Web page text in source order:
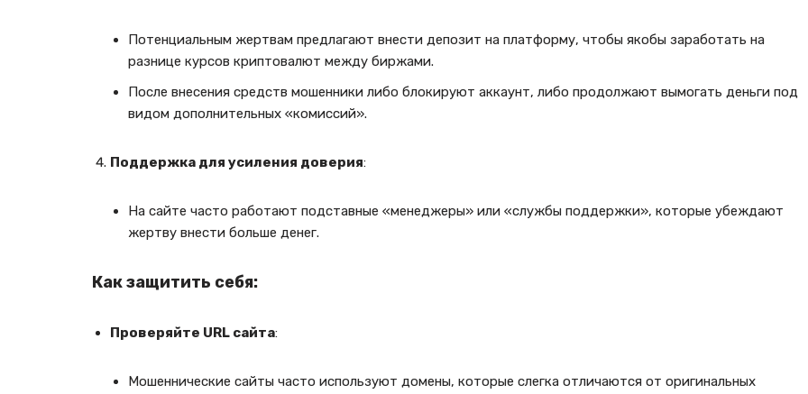
Потенциальным жертвам предлагают внести депозит на платформу, чтобы якобы заработать на
разнице курсов криптовалют между биржами.
После внесения средств мошенники либо блокируют аккаунт, либо продолжают вымогать деньги под
видом дополнительных «комиссий».
Поддержка для усиления доверия:
На сайте часто работают подставные «менеджеры» или «службы поддержки», которые убеждают
жертву внести больше денег.
Как защитить себя:
Проверяйте URL сайта:
Мошеннические сайты часто используют домены, которые слегка отличаются от оригинальных